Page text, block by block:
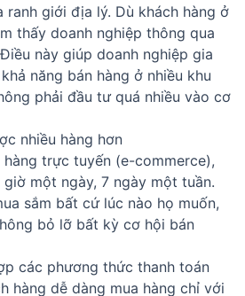
ranh giới địa lý. Dù khách hàng ở
thấy doanh nghiệp thông qua
này giúp doanh nghiệp gia
năng bán hàng ở nhiều khu
phải đầu tư quá nhiều vào cơ
nhiều hàng hơn
trực tuyến (e-commerce),
một ngày, 7 ngày một tuần.
sắm bất cứ lúc nào họ muốn,
bỏ lỡ bất kỳ cơ hội bán
các phương thức thanh toán
hàng dễ dàng mua hàng chỉ với